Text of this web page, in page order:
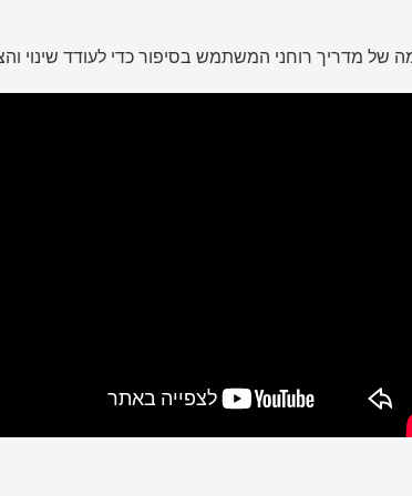
של מדריך רוחני המשתמש בסיפור כדי לעודד שינוי